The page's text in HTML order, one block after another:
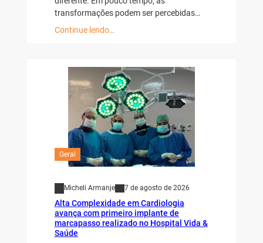
transformações podem ser percebidas…
Continue lendo…
Geral
Micheli Armanje 7 de agosto de 2026
Alta Complexidade em Cardiologia
avança com primeiro implante de
marcapasso realizado no Hospital Vida &
Saúde